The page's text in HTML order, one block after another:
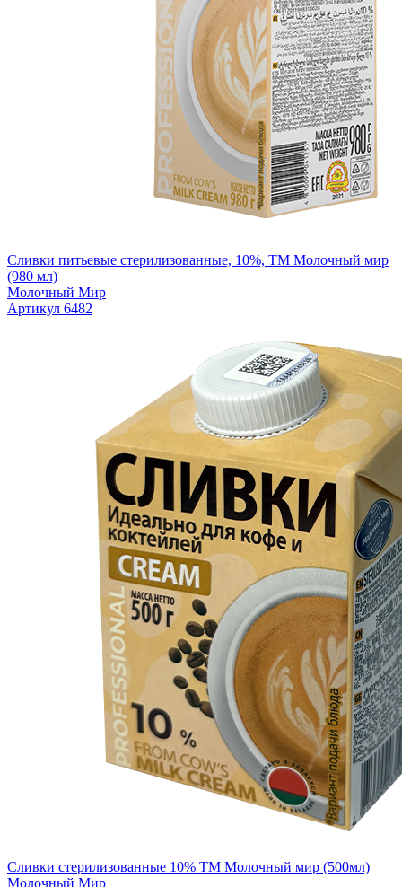
Сливки питьевые стерилизованные, 10%, ТМ Молочный мир
(980 мл)
Молочный Мир
Артикул 6482
Сливки стерилизованные 10% ТМ Молочный мир (500мл)
Молочный Мир